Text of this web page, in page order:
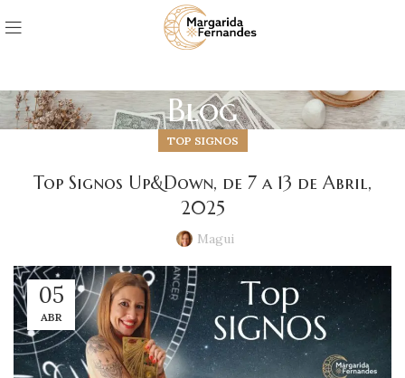
Blog
TOP SIGNOS
Top Signos Up&Down, de 7 a 13 de Abril,
2025
Magui
05
ABR